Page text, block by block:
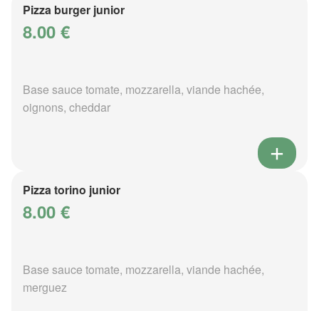
Pizza burger junior
8.00 €
Base sauce tomate, mozzarella, viande hachée,
oignons, cheddar
Pizza torino junior
8.00 €
Base sauce tomate, mozzarella, viande hachée,
merguez